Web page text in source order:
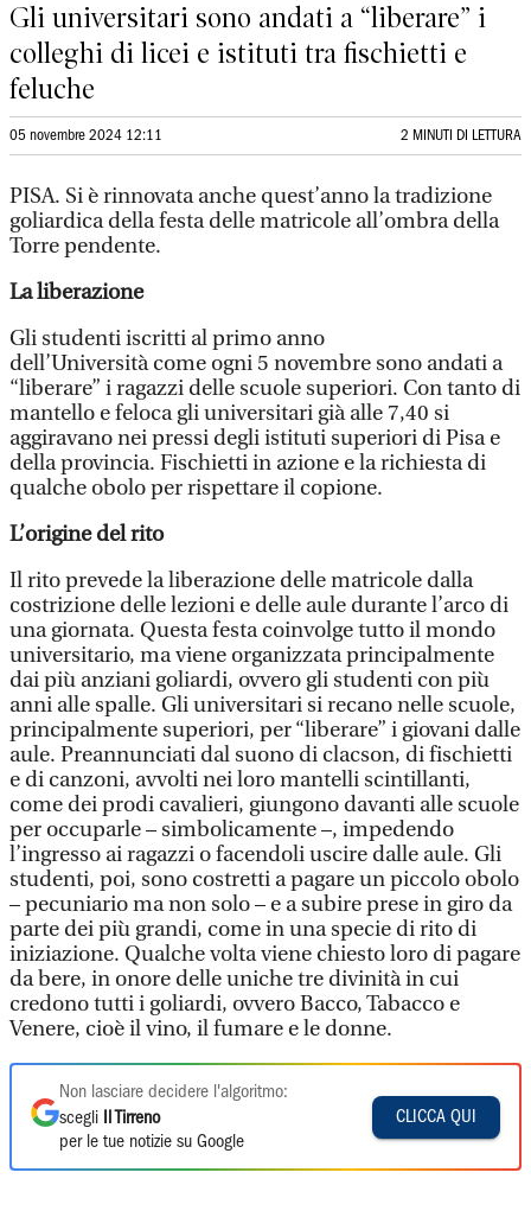
Gli universitari sono andati a “liberare” i
colleghi di licei e istituti tra fischietti e
feluche
05 novembre 2024 12:11 2 MINUTI DI LETTURA
PISA. Si è rinnovata anche quest’anno la tradizione
goliardica della festa delle matricole all’ombra della
Torre pendente.
La liberazione
Gli studenti iscritti al primo anno
dell’Università come ogni 5 novembre sono andati a
“liberare” i ragazzi delle scuole superiori. Con tanto di
mantello e feloca gli universitari già alle 7,40 si
aggiravano nei pressi degli istituti superiori di Pisa e
della provincia. Fischietti in azione e la richiesta di
qualche obolo per rispettare il copione.
L’origine del rito
Il rito prevede la liberazione delle matricole dalla
costrizione delle lezioni e delle aule durante l’arco di
una giornata. Questa festa coinvolge tutto il mondo
universitario, ma viene organizzata principalmente
dai più anziani goliardi, ovvero gli studenti con più
anni alle spalle. Gli universitari si recano nelle scuole,
principalmente superiori, per “liberare” i giovani dalle
aule. Preannunciati dal suono di clacson, di fischietti
e di canzoni, avvolti nei loro mantelli scintillanti,
come dei prodi cavalieri, giungono davanti alle scuole
per occuparle – simbolicamente –, impedendo
l’ingresso ai ragazzi o facendoli uscire dalle aule. Gli
studenti, poi, sono costretti a pagare un piccolo obolo
– pecuniario ma non solo – e a subire prese in giro da
parte dei più grandi, come in una specie di rito di
iniziazione. Qualche volta viene chiesto loro di pagare
da bere, in onore delle uniche tre divinità in cui
credono tutti i goliardi, ovvero Bacco, Tabacco e
Venere, cioè il vino, il fumare e le donne.
Non lasciare decidere l'algoritmo:
scegli
Il Tirreno
per le tue notizie su Google
CLICCA QUI